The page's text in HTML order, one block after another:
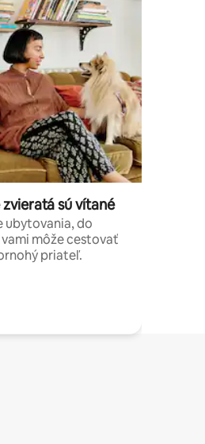
sú vítané
ubytovania, do
môže cestovať
priateľ.